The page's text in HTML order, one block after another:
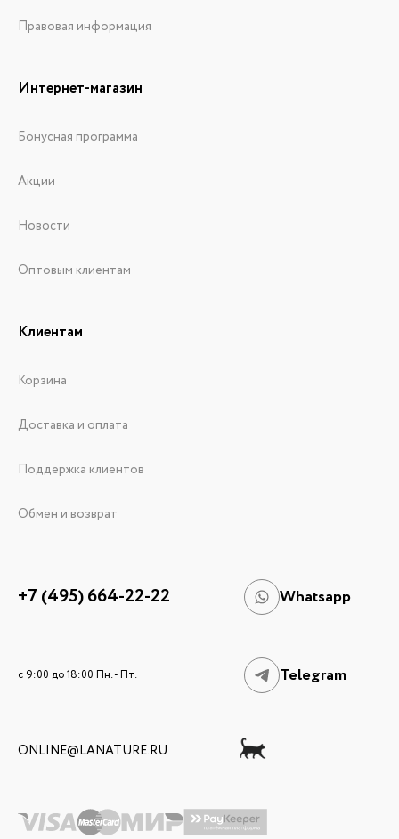
Правовая информация
Интернет-магазин
Бонусная программа
Акции
Новости
Оптовым клиентам
Клиентам
Корзина
Доставка и оплата
Поддержка клиентов
Обмен и возврат
+7 (495) 664-22-22 Whatsapp
c 9:00 до 18:00 Пн. - Пт. Telegram
ONLINE@LANATURE.RU